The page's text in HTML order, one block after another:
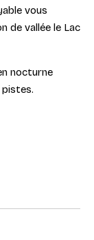
vous
de vallée le Lac
nocturne